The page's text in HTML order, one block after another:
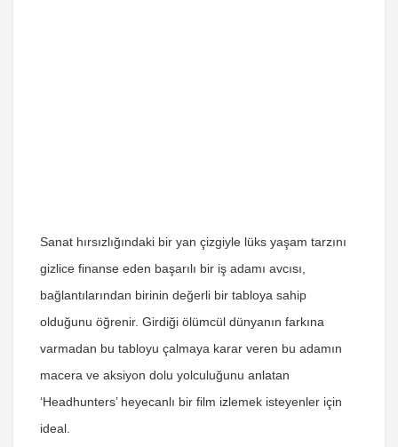
Sanat hırsızlığındaki bir yan çizgiyle lüks yaşam tarzını
gizlice finanse eden başarılı bir iş adamı avcısı,
bağlantılarından birinin değerli bir tabloya sahip
olduğunu öğrenir. Girdiği ölümcül dünyanın farkına
varmadan bu tabloyu çalmaya karar veren bu adamın
macera ve aksiyon dolu yolculuğunu anlatan
‘Headhunters’ heyecanlı bir film izlemek isteyenler için
ideal.